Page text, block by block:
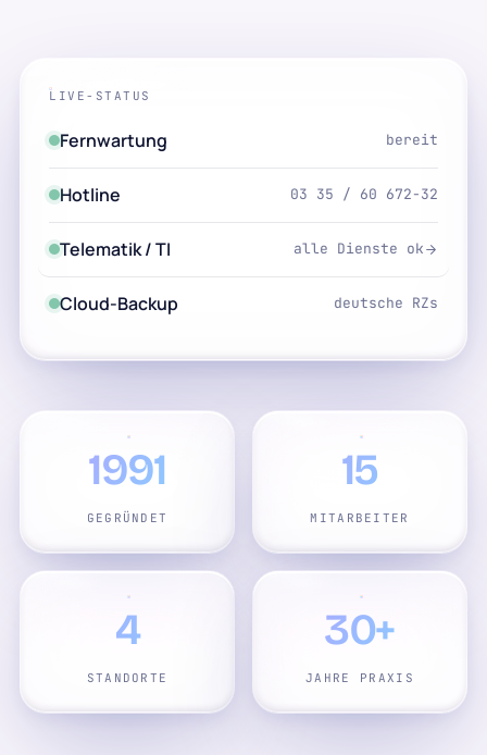
LIVE-STATUS
Fernwartung bereit
Hotline 03 35 / 60 672-32
Telematik / TI alle Dienste ok
Cloud-Backup deutsche RZs
1991
GEGRÜNDET
15
MITARBEITER
4
STANDORTE
30+
JAHRE PRAXIS